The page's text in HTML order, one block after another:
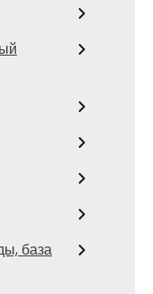
база